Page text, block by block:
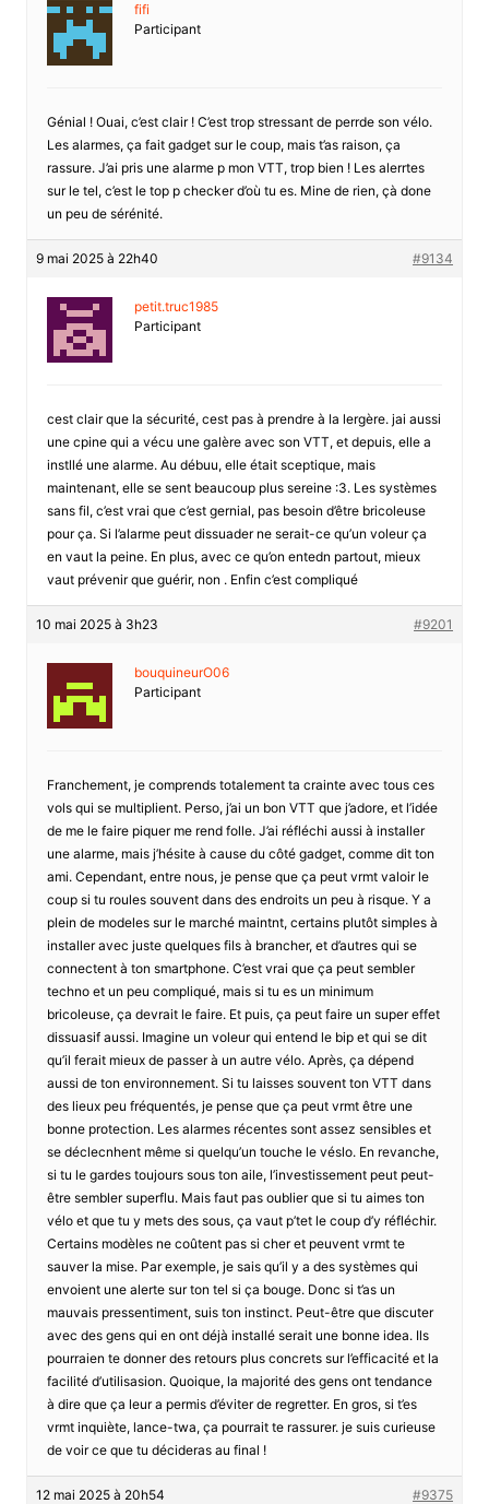
fifi
Participant
Génial ! Ouai, c’est clair ! C’est trop stressant de perrde son vélo.
Les alarmes, ça fait gadget sur le coup, mais t’as raison, ça
rassure. J’ai pris une alarme p mon VTT, trop bien ! Les alerrtes
sur le tel, c’est le top p checker d’où tu es. Mine de rien, çà done
un peu de sérénité.
9 mai 2025 à 22h40 #9134
petit.truc1985
Participant
cest clair que la sécurité, cest pas à prendre à la lergère. jai aussi
une cpine qui a vécu une galère avec son VTT, et depuis, elle a
instllé une alarme. Au débuu, elle était sceptique, mais
maintenant, elle se sent beaucoup plus sereine :3. Les systèmes
sans fil, c’est vrai que c’est gernial, pas besoin d’être bricoleuse
pour ça. Si l’alarme peut dissuader ne serait-ce qu’un voleur ça
en vaut la peine. En plus, avec ce qu’on entedn partout, mieux
vaut prévenir que guérir, non . Enfin c’est compliqué
10 mai 2025 à 3h23 #9201
bouquineurO06
Participant
Franchement, je comprends totalement ta crainte avec tous ces
vols qui se multiplient. Perso, j’ai un bon VTT que j’adore, et l’idée
de me le faire piquer me rend folle. J’ai réfléchi aussi à installer
une alarme, mais j’hésite à cause du côté gadget, comme dit ton
ami. Cependant, entre nous, je pense que ça peut vrmt valoir le
coup si tu roules souvent dans des endroits un peu à risque. Y a
plein de modeles sur le marché maintnt, certains plutôt simples à
installer avec juste quelques fils à brancher, et d’autres qui se
connectent à ton smartphone. C’est vrai que ça peut sembler
techno et un peu compliqué, mais si tu es un minimum
bricoleuse, ça devrait le faire. Et puis, ça peut faire un super effet
dissuasif aussi. Imagine un voleur qui entend le bip et qui se dit
qu’il ferait mieux de passer à un autre vélo. Après, ça dépend
aussi de ton environnement. Si tu laisses souvent ton VTT dans
des lieux peu fréquentés, je pense que ça peut vrmt être une
bonne protection. Les alarmes récentes sont assez sensibles et
se déclecnhent même si quelqu’un touche le véslo. En revanche,
si tu le gardes toujours sous ton aile, l’investissement peut peut-
être sembler superflu. Mais faut pas oublier que si tu aimes ton
vélo et que tu y mets des sous, ça vaut p’tet le coup d’y réfléchir.
Certains modèles ne coûtent pas si cher et peuvent vrmt te
sauver la mise. Par exemple, je sais qu’il y a des systèmes qui
envoient une alerte sur ton tel si ça bouge. Donc si t’as un
mauvais pressentiment, suis ton instinct. Peut-être que discuter
avec des gens qui en ont déjà installé serait une bonne idea. Ils
pourraien te donner des retours plus concrets sur l’efficacité et la
facilité d’utilisasion. Quoique, la majorité des gens ont tendance
à dire que ça leur a permis d’éviter de regretter. En gros, si t’es
vrmt inquiète, lance-twa, ça pourrait te rassurer. je suis curieuse
de voir ce que tu décideras au final !
12 mai 2025 à 20h54 #9375